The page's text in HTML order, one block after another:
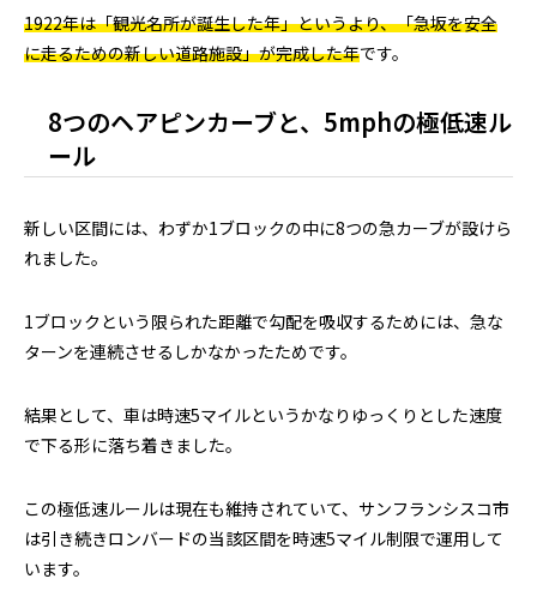
1922年は「観光名所が誕生した年」というより、「急坂を安全
に走るための新しい道路施設」が完成した年です。
8つのヘアピンカーブと、5mphの極低速ル
ール
新しい区間には、わずか1ブロックの中に8つの急カーブが設けら
れました。
1ブロックという限られた距離で勾配を吸収するためには、急な
ターンを連続させるしかなかったためです。
結果として、車は時速5マイルというかなりゆっくりとした速度
で下る形に落ち着きました。
この極低速ルールは現在も維持されていて、サンフランシスコ市
は引き続きロンバードの当該区間を時速5マイル制限で運用して
います。